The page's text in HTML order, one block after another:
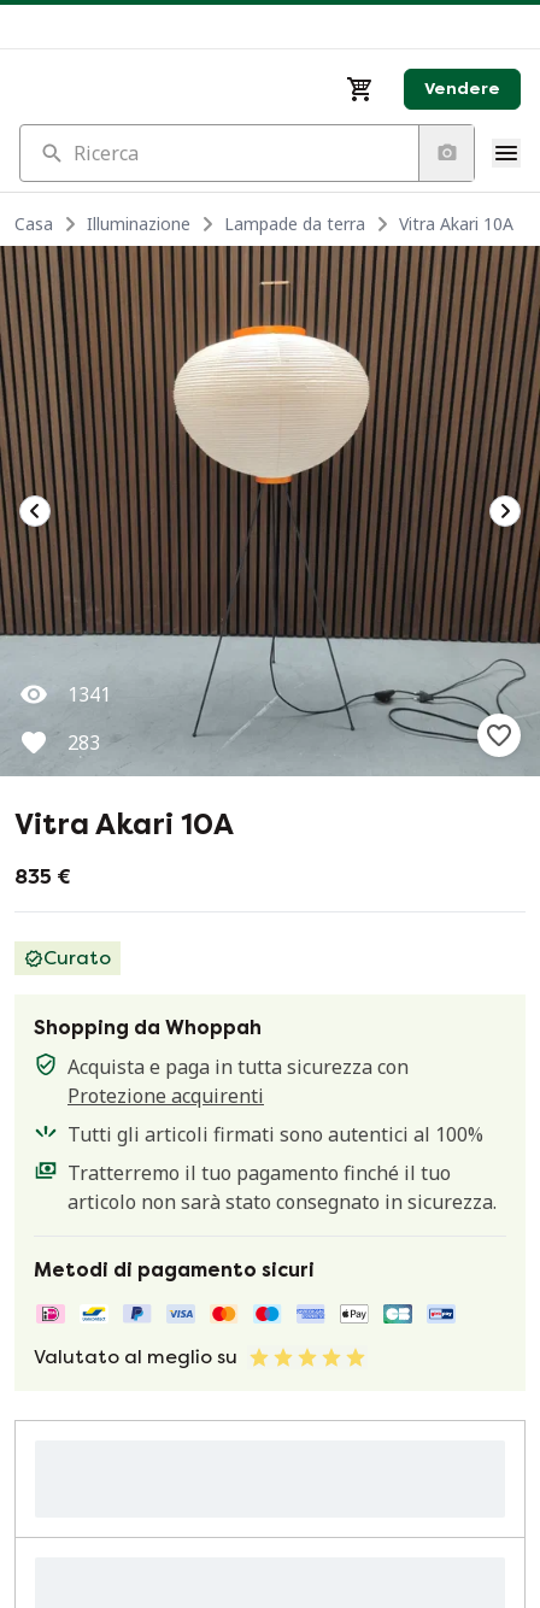
Vendere
Ricerca
Casa Illuminazione Lampade da terra Vitra Akari 10A
1341
283
Vitra Akari 10A
835 €
Curato
Shopping da Whoppah
Acquista e paga in tutta sicurezza con
Protezione acquirenti
Tutti gli articoli firmati sono autentici al 100%
Tratterremo il tuo pagamento finché il tuo
articolo non sarà stato consegnato in sicurezza.
Metodi di pagamento sicuri
Valutato al meglio su